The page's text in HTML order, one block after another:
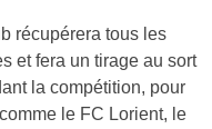
récupérera tous les
et fera un tirage au sort
la compétition, pour
le FC Lorient, le